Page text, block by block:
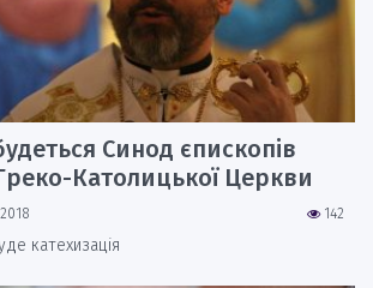
Синод єпископів
Католицької Церкви
142
катехизація